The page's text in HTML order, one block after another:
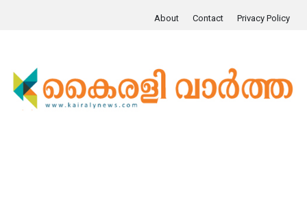
About Contact Privacy Policy